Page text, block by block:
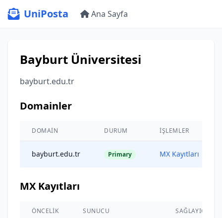
UniPosta Ana Sayfa
Bayburt Üniversitesi
bayburt.edu.tr
Domainler
DOMAIN DURUM İŞLEMLER
bayburt.edu.tr Primary MX Kayıtları
MX Kayıtları
ÖNCELIK SUNUCU SAĞLAYICI